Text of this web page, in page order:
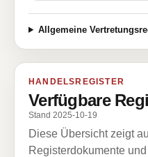
Allgemeine
HANDELSREGISTER
Verfügbare
Stand 2025-10-19
Diese Übersicht zeigt
Registerdokumente